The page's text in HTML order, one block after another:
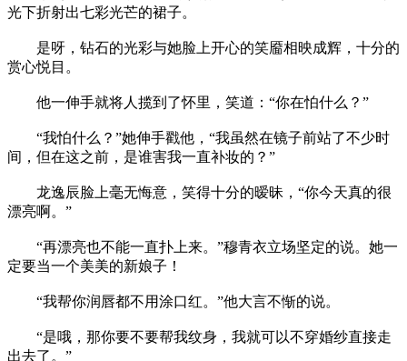
光下折射出七彩光芒的裙子。
是呀，钻石的光彩与她脸上开心的笑靥相映成辉，十分的
赏心悦目。
他一伸手就将人揽到了怀里，笑道：“你在怕什么？”
“我怕什么？”她伸手戳他，“我虽然在镜子前站了不少时
间，但在这之前，是谁害我一直补妆的？”
龙逸辰脸上毫无悔意，笑得十分的暧昧，“你今天真的很
漂亮啊。”
“再漂亮也不能一直扑上来。”穆青衣立场坚定的说。她一
定要当一个美美的新娘子！
“我帮你润唇都不用涂口红。”他大言不惭的说。
“是哦，那你要不要帮我纹身，我就可以不穿婚纱直接走
出去了。”